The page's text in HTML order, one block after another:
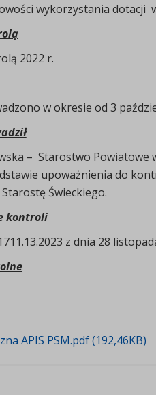
wykorzystania dotacji
2022 r.
w okresie od 3
– Starostwo Powiatowe
upoważnienia do
Świeckiego.
kontroli
z dnia 28
APIS PSM.pdf (192,46KB)